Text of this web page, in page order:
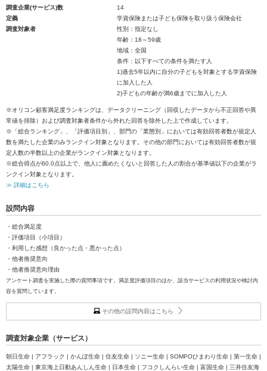
調査企業(サービス)数
14
定義
学資保険または子ども保険を取り扱う保険会社
調査対象者
性別：指定なし
年齢：18～59歳
地域：全国
条件：以下すべての条件を満たす人
1)過去5年以内に自分の子どもを対象とする学資保険
に加入した人
2)子どもの年齢が満6歳までに加入した人
※オリコン顧客満足度ランキングは、データクリーニング（回収したデータから不正回答や異
常値を排除）および調査対象者条件から外れた回答を除外した上で作成しています。
※「総合ランキング」、「評価項目別」、部門の「業態別」においては有効回答者数が規定人
数を満たした企業のみランクイン対象となります。その他の部門においては有効回答者数が規
定人数の半数以上の企業がランクイン対象となります。
※総合得点が60.0点以上で、他人に薦めたくないと回答した人の割合が基準値以下の企業がラ
ンクイン対象となります。
≫ 詳細はこちら
設問内容
・総合満足度
・評価項目（小項目）
・利用した感想（良かった点・悪かった点）
・他者推奨意向
・他者推奨意向理由
アンケート調査を実施した際の質問事項です。満足度評価項目のほか、該当サービスの利用状況や検討内
容を質問しています。
その他の設問内容はこちら
調査対象企業（サービス）
朝日生命 | アフラック | かんぽ生命 | 住友生命 | ソニー生命 | SOMPOひまわり生命 | 第一生命 |
太陽生命 | 東京海上日動あんしん生命 | 日本生命 | フコクしんらい生命 | 富国生命 | 三井住友海